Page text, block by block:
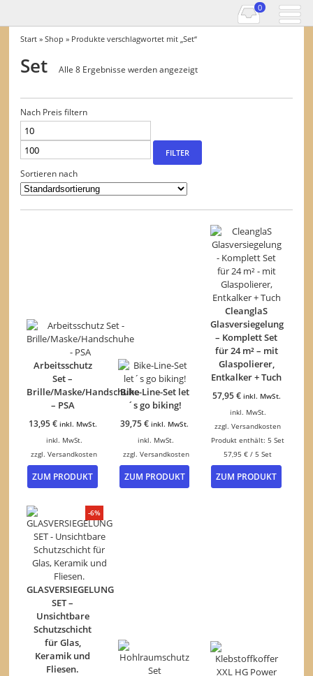
0
Start »Shop » Produkte verschlagwortet mit „Set“
Set Alle 8 Ergebnisse werden angezeigt
Nach Preis filtern
Min.
Preis
PreisFILTER
Sortieren nach
Arbeitsschutz
Set –
Brille/Maske/Handschuhe
– PSA
13,95€ inkl. MwSt.
inkl. MwSt.
zzgl.Versandkosten
ZUM PRODUKT
Bike-Line-Set let
´s go biking!
39,75€ inkl. MwSt.
inkl. MwSt.
zzgl. Versandkosten
ZUM PRODUKT
CleanglaS
Glasversiegelung
– Komplett Set
für 24 m² – mit
Glaspolierer,
Entkalker + Tuch
57,95€ inkl. MwSt.
inkl. MwSt.
zzgl.Versandkosten
Produkt enthält: 5Set
57,95€ /5 Set
ZUM PRODUKT
-6%
GLASVERSIEGELUNG
SET –
Unsichtbare
Schutzschicht
für Glas,
Keramik und
Fliesen.